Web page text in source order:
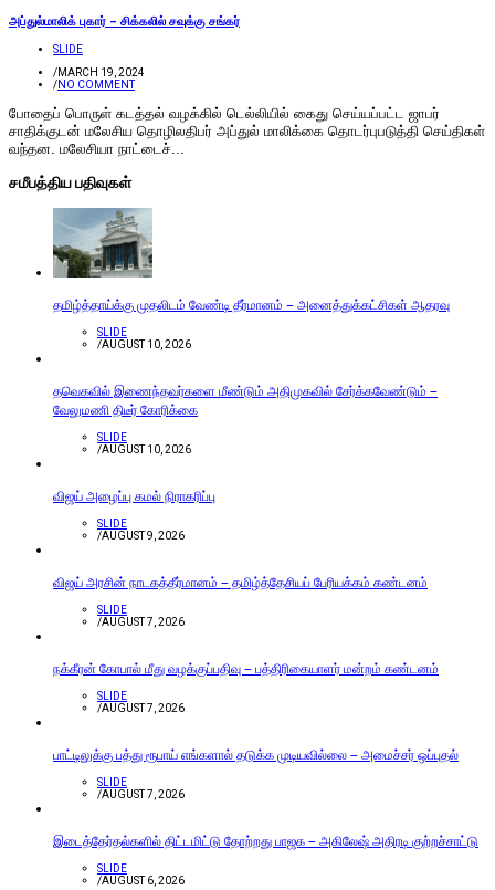
அப்துல்மாலிக் புகார் – சிக்கலில் சவுக்கு சங்கர்
SLIDE
/MARCH 19, 2024
/NO COMMENT
போதைப் பொருள் கடத்தல் வழக்கில் டெல்லியில் கைது செய்யப்பட்ட ஜாபர்
சாதிக்குடன் மலேசிய தொழிலதிபர் அப்துல் மாலிக்கை தொடர்புபடுத்தி செய்திகள்
வந்தன. மலேசியா நாட்டைச்...
சமீபத்திய பதிவுகள்
தமிழ்த்தாய்க்கு முதலிடம் வேண்டி தீர்மானம் – அனைத்துக்கட்சிகள் ஆதரவு
SLIDE
/AUGUST 10, 2026
தவெகவில் இணைந்தவர்களை மீண்டும் அதிமுகவில் சேர்க்கவேண்டும் –
வேலுமணி திடீர் கோரிக்கை
SLIDE
/AUGUST 10, 2026
விஜய் அழைப்பு கமல் நிராகரிப்பு
SLIDE
/AUGUST 9, 2026
விஜய் அரசின் நாடகத்தீர்மானம் – தமிழ்த்தேசியப் பேரியக்கம் கண்டனம்
SLIDE
/AUGUST 7, 2026
நக்கீரன் கோபால் மீது வழக்குப்பதிவு – பத்திரிகையாளர் மன்றம் கண்டனம்
SLIDE
/AUGUST 7, 2026
பாட்டிலுக்கு பத்து ரூபாய் எங்களால் தடுக்க முடியவில்லை – அமைச்சர் ஒப்புதல்
SLIDE
/AUGUST 7, 2026
இடைத்தேர்தல்களில் திட்டமிட்டு தோற்றது பாஜக – அகிலேஷ் அதிரடி குற்றச்சாட்டு
SLIDE
/AUGUST 6, 2026